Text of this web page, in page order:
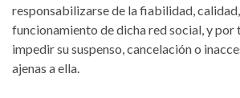
responsabilizarse de la fiabilidad,
funcionamiento de dicha red social, y por
impedir su suspenso, cancelación o
ajenas a ella.